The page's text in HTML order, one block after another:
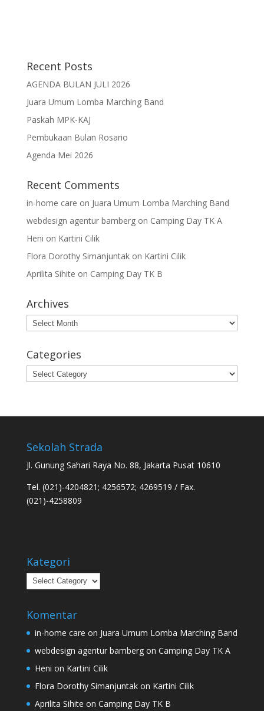
Recent Posts
AGENDA BULAN JULI 2026
Juara Umum Lomba Marching Band
Paskah MPK-KAJ
Pembukaan Bulan Rosario
Agenda Mei 2026
Recent Comments
in-home care on Juara Umum Lomba Marching Band
webdesign agentur bambergon Camping Day TK A
Heni on Kartini Cilik
Flora Dorothy Simanjuntakon Kartini Cilik
Aprilita Sihite on Camping Day TK B
Archives
Archives
Categories
Categories
Sekolah Strada
Jl. Gunung Sahari Raya No. 88, Jakarta Pusat 10610
Tel. (021)-4204821; 4256572; 4269519 / Fax.
(021)-4258809
Kategori
Kategori
Komentar
in-home care on Juara Umum Lomba Marching Band
webdesign agentur bambergon Camping Day TK A
Heni on Kartini Cilik
Flora Dorothy Simanjuntakon Kartini Cilik
Aprilita Sihite on Camping Day TK B